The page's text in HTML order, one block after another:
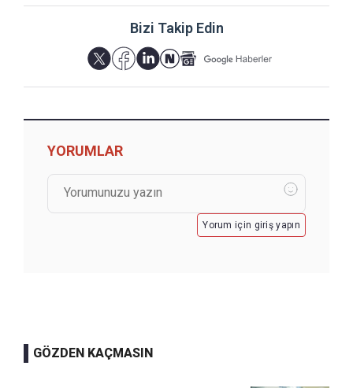
Bizi Takip Edin
YORUMLAR
Yorum için giriş yapın
GÖZDEN KAÇMASIN